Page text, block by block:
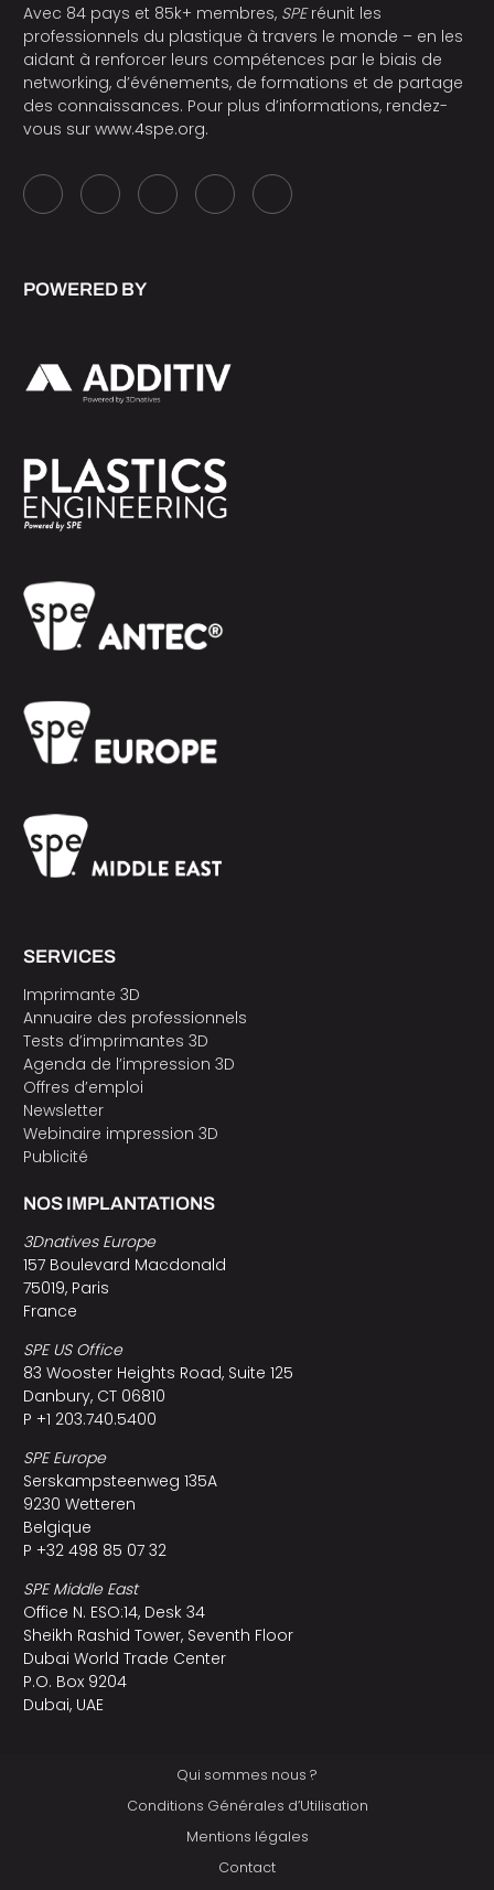
Avec 84 pays et 85k+ membres, SPEréunit les
professionnels du plastique à travers le monde – en les
aidant à renforcer leurs compétences par le biais de
networking, d’événements, de formations et de partage
des connaissances. Pour plus d’informations, rendez-
vous sur www.4spe.org.
POWERED BY
SERVICES
Imprimante 3D
Annuaire des professionnels
Tests d’imprimantes 3D
Agenda de l’impression 3D
Offres d’emploi
Newsletter
Webinaire impression 3D
Publicité
NOS IMPLANTATIONS
3Dnatives Europe
157 Boulevard Macdonald
75019, Paris
France
SPE US Office
83 Wooster Heights Road, Suite 125
Danbury, CT 06810
P +1 203.740.5400
SPE Europe
Serskampsteenweg 135A
9230 Wetteren
Belgique
P +32 498 85 07 32
SPE Middle East
Office N. ESO:14, Desk 34
Sheikh Rashid Tower, Seventh Floor
Dubai World Trade Center
P.O. Box 9204
Dubai, UAE
Qui sommes nous ?
Conditions Générales d’Utilisation
Mentions légales
Contact